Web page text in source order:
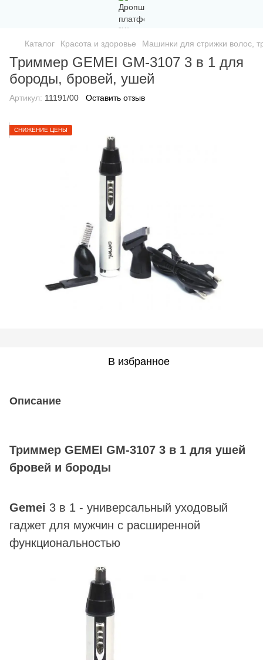
Каталог Красота и здоровье Машинки для стрижки волос,
Триммер GEMEI GM-3107 3 в 1 для
бороды, бровей, ушей
Артикул: 11191/00 Оставить отзыв
СНИЖЕНИЕ ЦЕНЫ
В избранное
Описание
Триммер GEMEI GM-3107 3 в 1 для ушей
бровей и бороды
Gemei 3 в 1 - универсальный уходовый
гаджет для мужчин с расширенной
функциональностью